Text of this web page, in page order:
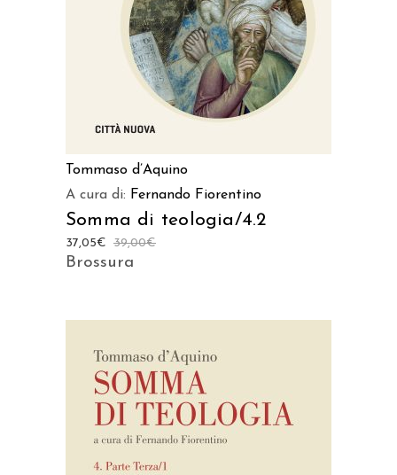
Tommaso d’Aquino
A cura di: Fernando Fiorentino
Somma di teologia/4.2
39,00€
37,05€
Brossura